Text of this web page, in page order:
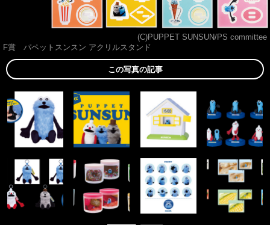
(C)PUPPET SUNSUN/PS committee
F賞 パペットスンスン アクリルスタンド
この写真の記事